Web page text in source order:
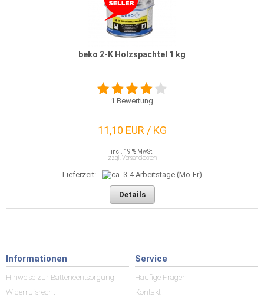
beko 2-K Holzspachtel 1 kg
1 Bewertung
11,10 EUR / KG
incl. 19 % MwSt.
zzgl. Versandkosten
Lieferzeit:
Details
Informationen
Hinweise zur Batterieentsorgung
Widerrufsrecht
Service
Häufige Fragen
Kontakt